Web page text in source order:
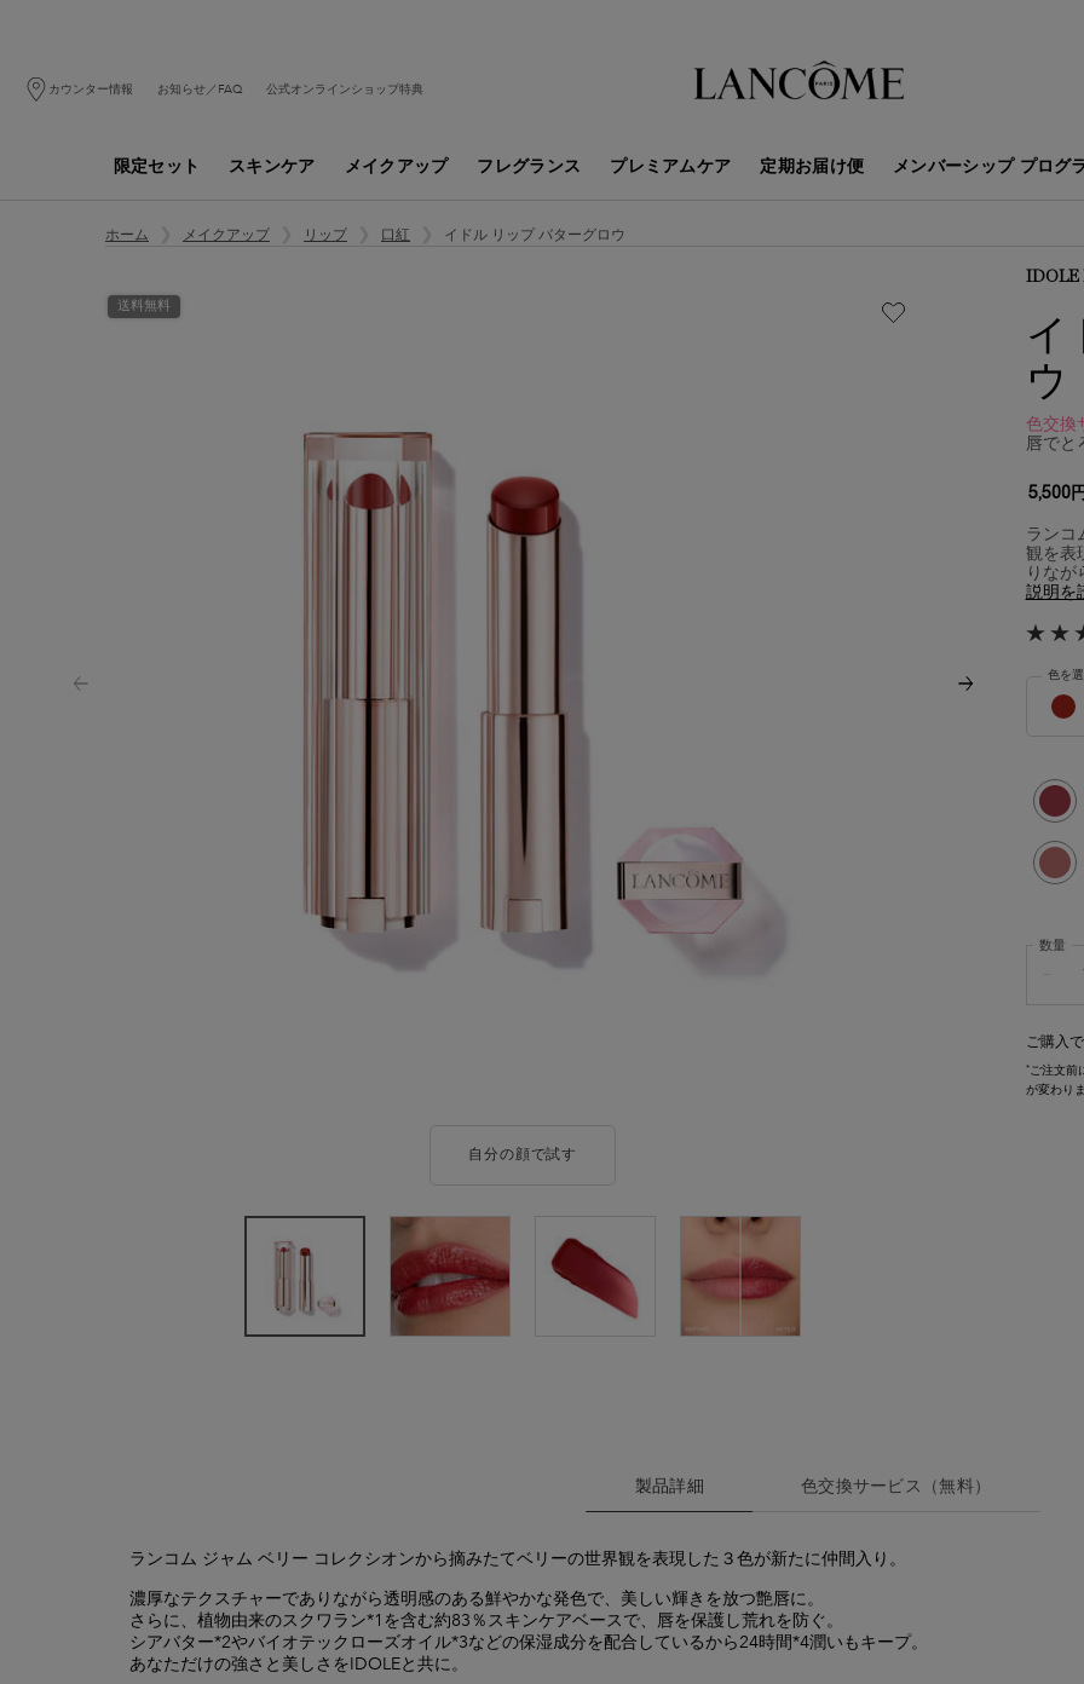
カウンター情報 お知らせ／FAQ 公式オンラインショップ特典
限定セット スキンケア メイクアップ フレグランス プレミアムケア 定期お届け便 メンバーシップ プログ
ホーム メイクアップ リップ 口紅 イドル リップ バターグロウ
IDOLE
イ
ウ
色交換
唇でと
5,500円
ランコ
観を表
りなが
説明を
送料無料
自分の顔で試す
色を
選択
30 リ
選択
21 シ
数量
ご購入で
*ご注文前
が変わりま
製品詳細 色交換サービス（無料）​
ランコム ジャム ベリー コレクシオンから摘みたてベリーの世界観を表現した３色が新たに仲間入り。
濃厚なテクスチャーでありながら透明感のある鮮やかな発色で、美しい輝きを放つ艶唇に。
さらに、植物由来のスクワラン*1を含む約83％スキンケアベースで、唇を保護し荒れを防ぐ。
シアバター*2やバイオテックローズオイル*3などの保湿成分を配合しているから24時間*4潤いもキープ。
あなただけの強さと美しさをIDOLEと共に。